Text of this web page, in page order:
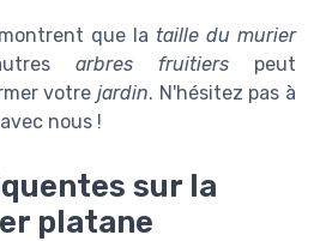
que la taille du murier
arbres fruitierspeut
votre jardin. N'hésitez pas à
nous !
sur la
platane